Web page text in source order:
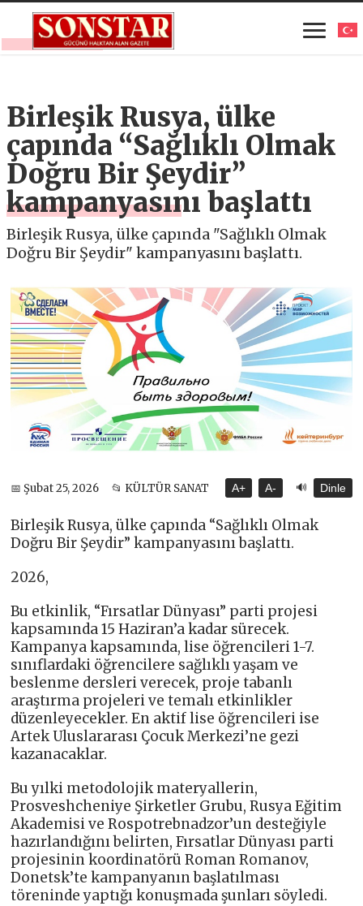
Birleşik Rusya, ülke
çapında “Sağlıklı Olmak
Doğru Bir Şeydir”
kampanyasını başlattı
Birleşik Rusya, ülke çapında "Sağlıklı Olmak
Doğru Bir Şeydir" kampanyasını başlattı.
📅 Şubat 25, 2026 📂 KÜLTÜR SANAT A+ A- 🔊 Dinle
Birleşik Rusya, ülke çapında “Sağlıklı Olmak
Doğru Bir Şeydir” kampanyasını başlattı.
2026,
Bu etkinlik, “Fırsatlar Dünyası” parti projesi
kapsamında 15 Haziran’a kadar sürecek.
Kampanya kapsamında, lise öğrencileri 1-7.
sınıflardaki öğrencilere sağlıklı yaşam ve
beslenme dersleri verecek, proje tabanlı
araştırma projeleri ve temalı etkinlikler
düzenleyecekler. En aktif lise öğrencileri ise
Artek Uluslararası Çocuk Merkezi’ne gezi
kazanacaklar.
Bu yılki metodolojik materyallerin,
Prosveshcheniye Şirketler Grubu, Rusya Eğitim
Akademisi ve Rospotrebnadzor’un desteğiyle
hazırlandığını belirten, Fırsatlar Dünyası parti
projesinin koordinatörü Roman Romanov,
Donetsk’te kampanyanın başlatılması
töreninde yaptığı konuşmada şunları söyledi.